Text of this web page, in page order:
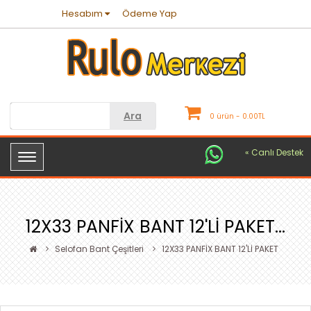
Hesabım Ödeme Yap
Ara
« Canlı Destek
0 ürün - 0.00TL
12X33 PANFİX BANT 12'Lİ PAKET...
Selofan Bant Çeşitleri 12X33 PANFİX BANT 12'Lİ PAKET